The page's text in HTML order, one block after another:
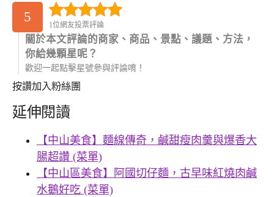
5
1位網友投票評論
關於本文評論的商家、商品、景點、議題、方法，
你給幾顆星呢？
歡迎一起點擊星號參與評論唷！
按讚加入粉絲團
延伸閱讀
【中山美食】麵線傳奇，鹹甜瘦肉羹與爆香大
腸超讚 (菜單)
【中山區美食】阿國切仔麵，古早味紅燒肉鹹
水鵝好吃 (菜單)